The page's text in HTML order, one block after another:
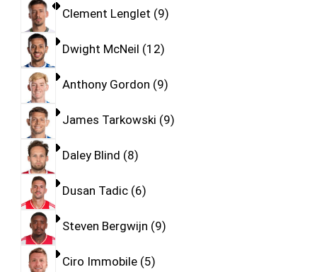
Clement Lenglet 9
Dwight McNeil 12
Anthony Gordon 9
James Tarkowski 9
Daley Blind 8
Dusan Tadic 6
Steven Bergwijn 9
Ciro Immobile 5